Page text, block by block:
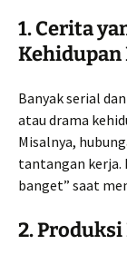
1. Cerita
Kehidupan
Banyak serial
atau drama
Misalnya,
tantangan kerja.
banget” saat
2.